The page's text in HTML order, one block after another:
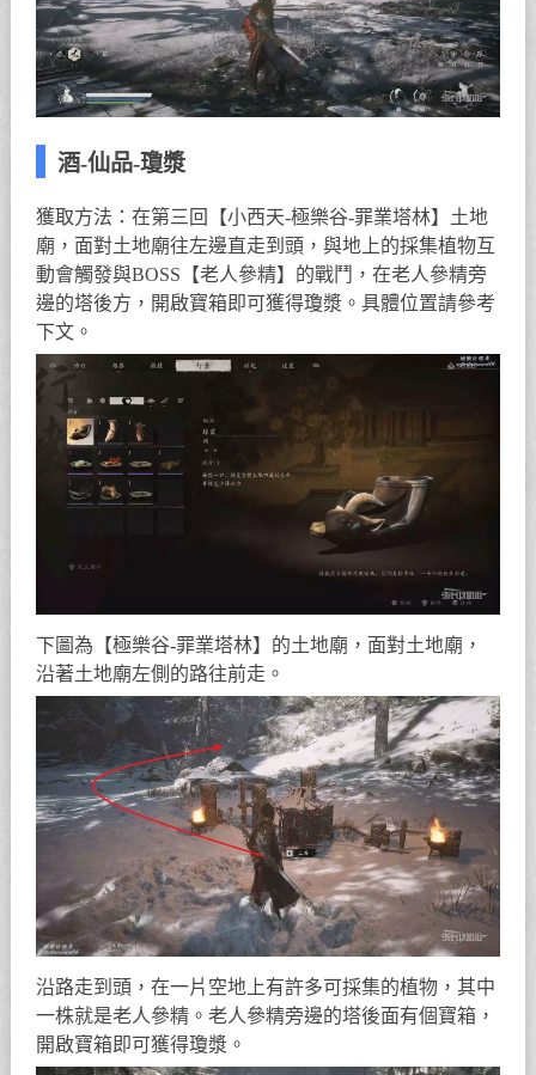
酒-仙品-瓊漿
獲取方法：在第三回【小西天-極樂谷-罪業塔林】土地
廟，面對土地廟往左邊直走到頭，與地上的採集植物互
動會觸發與BOSS【老人參精】的戰鬥，在老人參精旁
邊的塔後方，開啟寶箱即可獲得瓊漿。具體位置請參考
下文。
下圖為【極樂谷-罪業塔林】的土地廟，面對土地廟，
沿著土地廟左側的路往前走。
沿路走到頭，在一片空地上有許多可採集的植物，其中
一株就是老人參精。老人參精旁邊的塔後面有個寶箱，
開啟寶箱即可獲得瓊漿。